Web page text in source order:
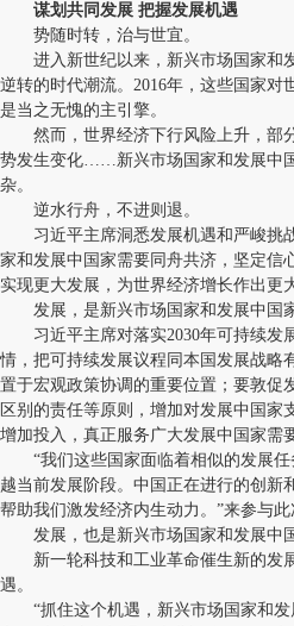
谋划共同发展 把握发展机遇
势随时转，治与世宜。
进入新世纪以来，新兴市场国家和
逆转的时代潮流。2016年，这些国家对
是当之无愧的主引擎。
然而，世界经济下行风险上升，部
势发生变化……新兴市场国家和发展中
杂。
逆水行舟，不进则退。
习近平主席洞悉发展机遇和严峻挑战
家和发展中国家需要同舟共济，坚定信
实现更大发展，为世界经济增长作出更
发展，是新兴市场国家和发展中国
习近平主席对落实2030年可持续发
情，把可持续发展议程同本国发展战略
置于宏观政策协调的重要位置；要敦促
区别的责任等原则，增加对发展中国家
增加投入，真正服务广大发展中国家需
“我们这些国家面临着相似的发展任
越当前发展阶段。中国正在进行的创新
帮助我们激发经济内生动力。”来参与此
发展，也是新兴市场国家和发展中
新一轮科技和工业革命催生新的发
遇。
“抓住这个机遇，新兴市场国家和发